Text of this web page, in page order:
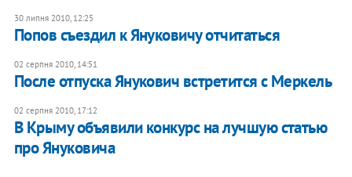
30 липня 2010, 12:25
Попов съездил к Януковичу отчитаться
02 серпня 2010, 14:51
После отпуска Янукович встретится с Меркель
02 серпня 2010, 17:12
В Крыму объявили конкурс на лучшую статью
про Януковича